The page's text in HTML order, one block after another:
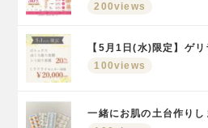
200views
【5月1日(水)限定】ゲ
100views
一緒にお肌の土台作りし